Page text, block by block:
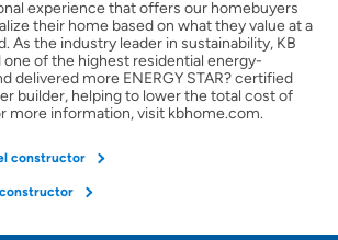
Aprobación Previa
mi casa para la venta
experience that offers our homebuyers
their home based on what they value at a
As the industry leader in sustainability, KB
one of the highest residential energy-
delivered more ENERGY STAR? certified
builder, helping to lower the total cost of
more information, visit kbhome.com.
constructor